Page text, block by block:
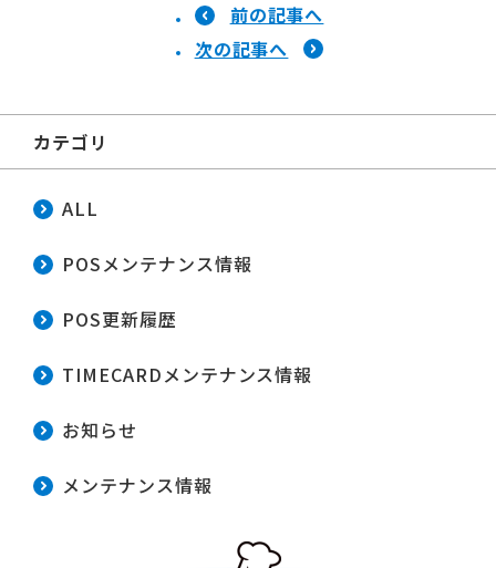
前の記事へ
次の記事へ
カテゴリ
ALL
POSメンテナンス情報
POS更新履歴
TIMECARDメンテナンス情報
お知らせ
メンテナンス情報